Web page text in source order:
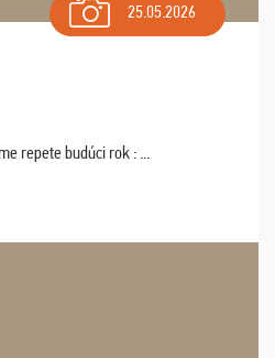
25.05.2026
repete budúci rok : ...